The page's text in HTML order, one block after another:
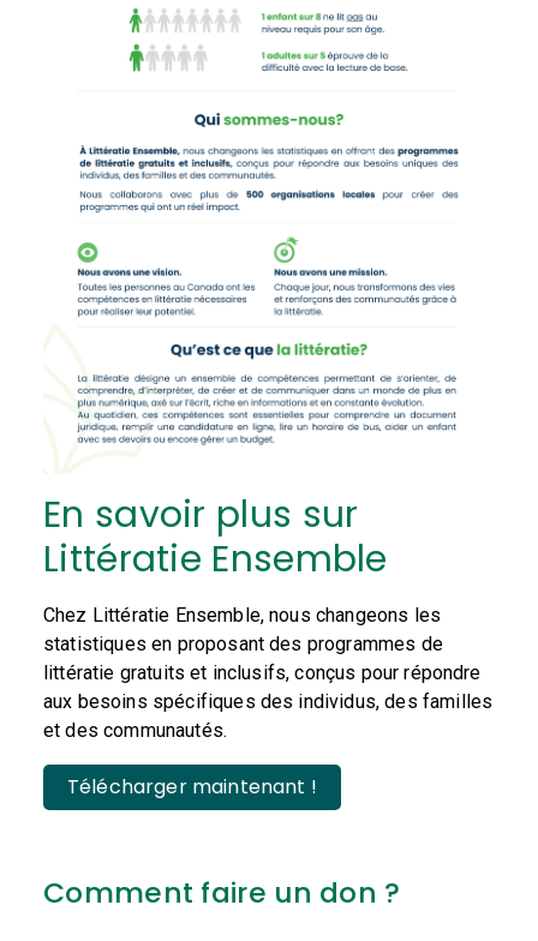
communauté
londonienne.
Ornela Kljakic, Tutrice
Bénévole, London
En savoir plus sur
Littératie Ensemble
Chez Littératie Ensemble, nous changeons les
statistiques en proposant des programmes de
littératie gratuits et inclusifs, conçus pour répondre
aux besoins spécifiques des individus, des familles
et des communautés.
Télécharger maintenant !
Comment faire un don ?